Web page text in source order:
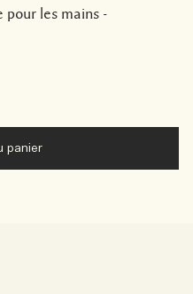
pour les mains -
panier